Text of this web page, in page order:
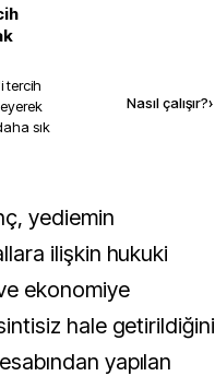
tercih
sık
Nasıl çalışır?›
ilişkin hukuki
ekonomiye
hale getirildiğini
yapılan